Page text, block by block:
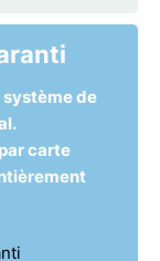
de
carte